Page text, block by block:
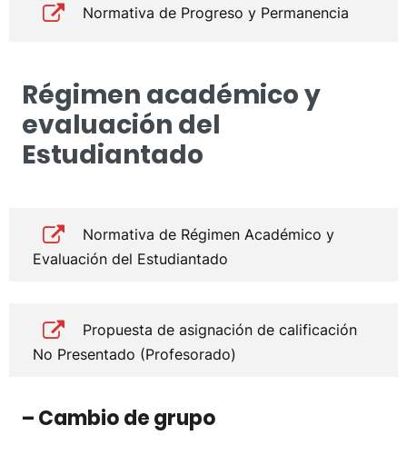
Normativa de Progreso y Permanencia
Régimen académico y
evaluación del
Estudiantado
Normativa de Régimen Académico y
Evaluación del Estudiantado
Propuesta de asignación de calificación
No Presentado (Profesorado)
– Cambio de grupo